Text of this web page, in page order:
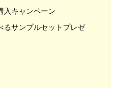
入キャンペーン
るサンプルセットプレゼ